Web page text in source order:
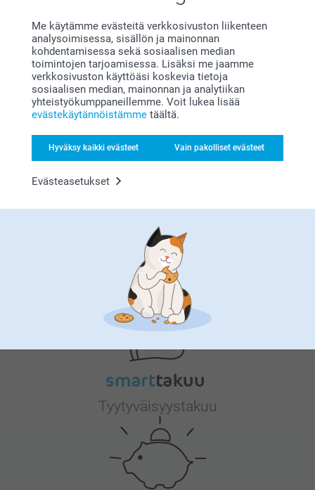
Me käytämme evästeitä verkkosivuston liikenteen
analysoimisessa, sisällön ja mainonnan
kohdentamisessa sekä sosiaalisen median
toimintojen tarjoamisessa. Lisäksi me jaamme
verkkosivuston käyttöäsi koskevia tietoja
sosiaalisen median, mainonnan ja analytiikan
yhteistyökumppaneillemme. Voit lukea lisää
evästekäytännöistämme täältä.
Hyväksy kaikki evästeet Vain pakolliset evästeet
Evästeasetukset
Liittyvät tuotteet
Pöytätabletti muovi
4 mallia
Alkaen 9,95
(11 arvostelut)
Vinyylijuliste
Yli 10 mallia
Alkaen 31,95
(2 arvostelut)
Talonumero
(1 arvostelut)
Nimikyltti
18,95
smartphoto
Tyytyväisyystakuu